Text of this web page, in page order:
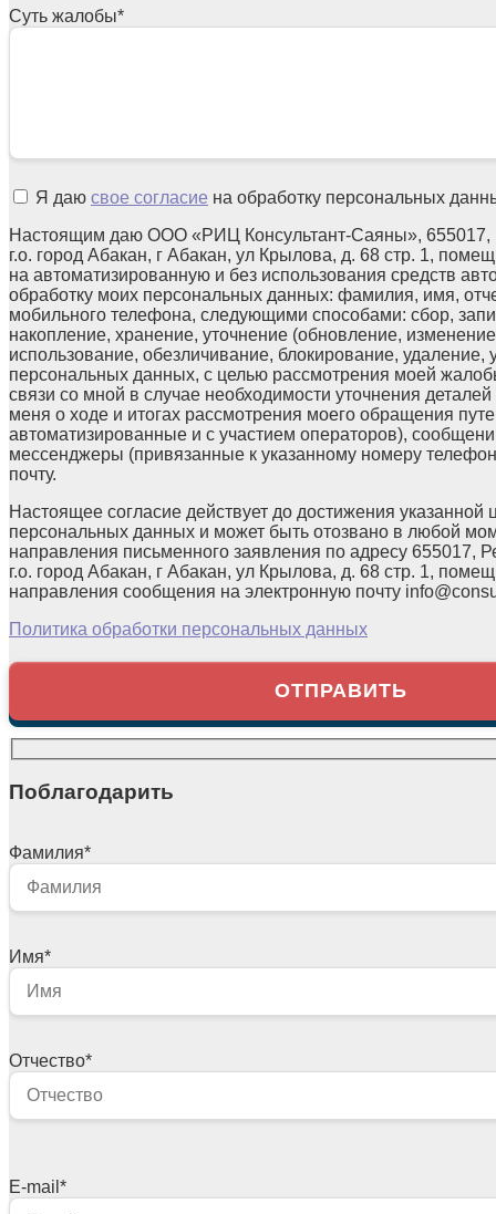
Суть жалобы*
Я даю свое согласие на обработку персональных
Настоящим даю ООО «РИЦ Консультант-Саяны», 655017,
г.о. город Абакан, г Абакан, ул Крылова, д. 68 стр. 1,
на автоматизированную и без использования средств
обработку моих персональных данных: фамилия, имя,
мобильного телефона, следующими способами: сбор,
накопление, хранение, уточнение (обновление,
использование, обезличивание, блокирование, удаление,
персональных данных, с целью рассмотрения моей
связи со мной в случае необходимости уточнения
меня о ходе и итогах рассмотрения моего обращения
автоматизированные и с участием операторов),
мессенджеры (привязанные к указанному номеру
почту.
Настоящее согласие действует до достижения указанной
персональных данных и может быть отозвано в любой
направления письменного заявления по адресу 655017,
г.о. город Абакан, г Абакан, ул Крылова, д. 68 стр. 1,
направления сообщения на электронную почту
Политика обработки персональных данных
Поблагодарить
Фамилия*
Имя*
Отчество*
E-mail *